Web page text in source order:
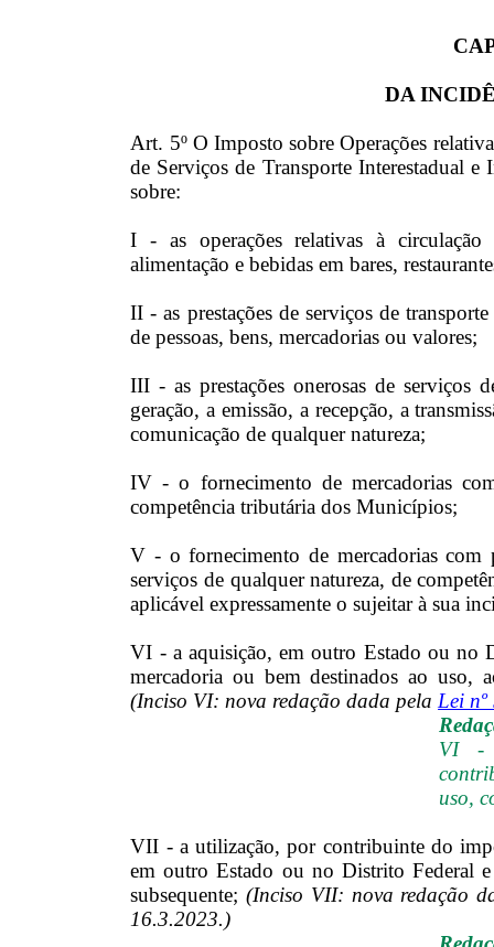
DA
Art. 5º O Imposto sobre Operações
de Serviços de Transporte Interestadual
sobre:
I - as operações relativas à
alimentação e bebidas em bares,
II - as prestações de serviços de
de pessoas, bens, mercadorias ou valores;
III - as prestações onerosas de serviços
geração, a emissão, a recepção, a
comunicação de qualquer natureza;
IV - o fornecimento de mercadorias
competência tributária dos Municípios;
V - o fornecimento de mercadorias com
serviços de qualquer natureza, de
aplicável expressamente o sujeitar à sua
VI - a aquisição, em outro Estado ou no
mercadoria ou bem destinados ao
(Inciso VI: nova redação dada pelaLei
VI -
uso,
VII - a utilização, por contribuinte do
em outro Estado ou no Distrito Federal e
subsequente;(Inciso VII: nova redação
16.3.2023.)